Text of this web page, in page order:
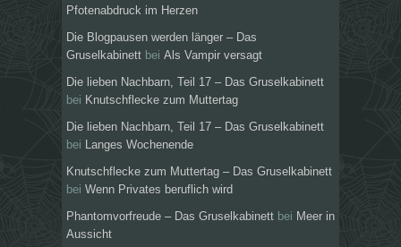
Pfotenabdruck im Herzen
Die Blogpausen werden länger – Das
Gruselkabinett bei Als Vampir versagt
Die lieben Nachbarn, Teil 17 – Das Gruselkabinett
bei Knutschflecke zum Muttertag
Die lieben Nachbarn, Teil 17 – Das Gruselkabinett
bei
Langes Wochenende
Knutschflecke zum Muttertag – Das Gruselkabinett
bei Wenn Privates beruflich wird
Phantomvorfreude – Das Gruselkabinett bei Meer in
Aussicht